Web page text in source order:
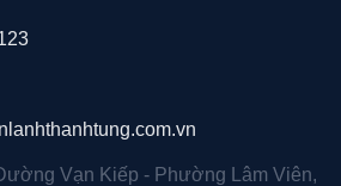
Vạn Kiếp - Phường Lâm Viên,